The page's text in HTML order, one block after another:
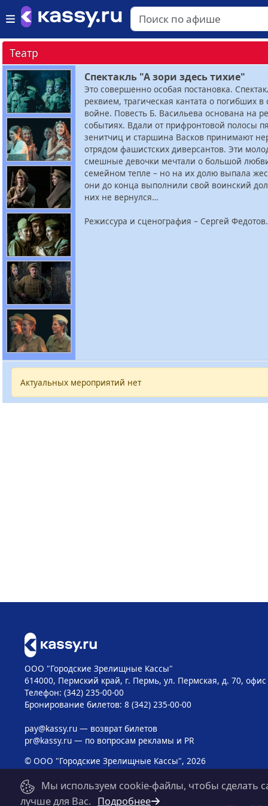
Театр
Спектакль "А зори здесь тихие"
Это совершенно особая постановка.
реквием, трагическая кантата о погибших
войне. Повесть Б. Васильева основана на
событиях. Вдали от прифронтовой полосы
зенитчиц и старшина Васков принимают
отрядом фашистских диверсантов. Эти
смешные девочки мечтали о большой
семейном тепле – но на их долю выпала
они до конца выполнили свой воинский
них не вернулся…
Режиссура и сценография – Сергей Федотов.
Актуальных мероприятий нет
ООО "Городские Зрелищные Кассы"
614000, Пермский край, г. Пермь, ул. Пермская, д. 70, офис
Телефон: (342) 235-00-00
Бронирование билетов: 8 (342) 235-00-00
pay@kassy.ru— возврат билетов
pr@kassy.ru— по вопросам рекламы и PR
© ООО "Городские Зрелищные Кассы", 2026
Мы используем cookie-файлы, чтобы сделать
лучше для Вас. Подробнее